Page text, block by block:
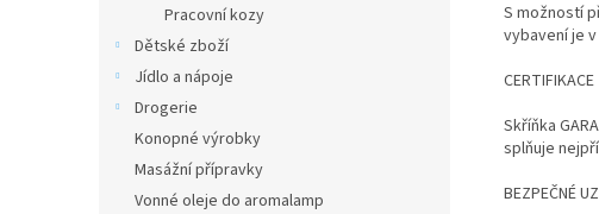
Pracovní kozy
Dětské zboží
Jídlo a nápoje
Drogerie
Konopné výrobky
Masážní přípravky
Vonné oleje do aromalamp
S možností
vybavení je
CERTIFIKACE
Skříňka
splňuje
BEZPEČNÉ